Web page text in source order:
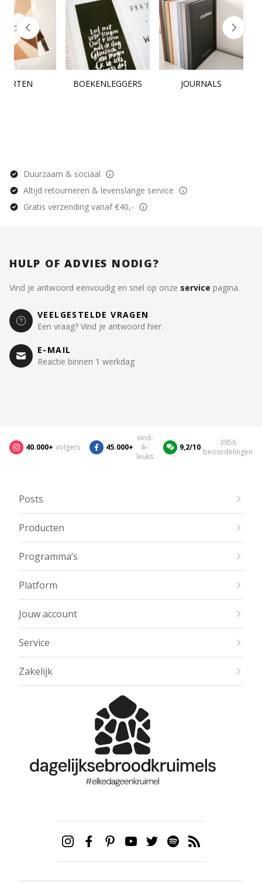
BOEKENLEGGERS JOURNALS
Duurzaam & sociaal
Altijd retourneren & levenslange service
Gratis verzending vanaf €40,-
HULP OF ADVIES NODIG?
Vind je antwoord eenvoudig en snel op onze service pagina.
VEELGESTELDE VRAGEN
Een vraag? Vind je antwoord hier.
E-MAIL
Reactie binnen 1 werkdag
40.000+ volgers 45.000+
vind-
ik-
leuks
9,2/10
3956
beoordelingen
Posts
Producten
Programma’s
Platform
Jouw account
Service
Zakelijk